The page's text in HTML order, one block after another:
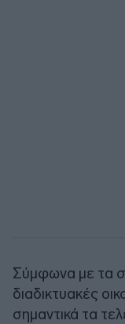
Σύμφωνα με τα
διαδικτυακές
σημαντικά τα